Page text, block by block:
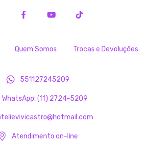
Quem Somos Trocas e Devoluções
551127245209
WhatsApp: (11) 2724-5209
Atendimento on-line